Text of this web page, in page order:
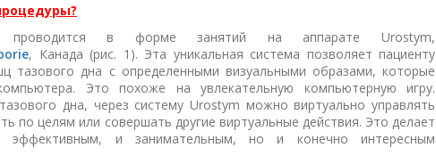
в форме занятий на аппарате Urostym,
, Канада (рис. 1). Эта уникальная система позволяет пациенту
тазового дна с определенными визуальными образами, которые
Это похоже на увлекательную компьютерную игру.
дна, через систему Urostym можно виртуально управлять
по целям или совершать другие виртуальные действия. Это делает
эффективным, и занимательным, но и конечно интересным